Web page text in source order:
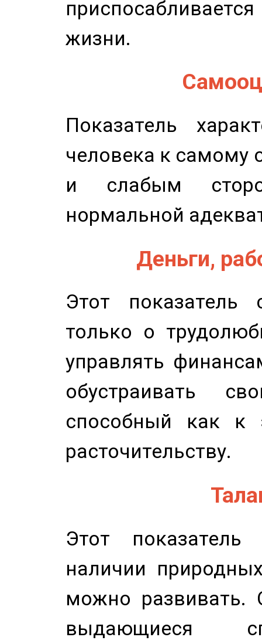
жизни.
Показатель
человека к самому
и слабым
нормальной
Деньги,
Этот показатель
только о
управлять
обустраивать
способный как к
расточительству.
Этот показатель
наличии
можно развивать.
выдающиеся